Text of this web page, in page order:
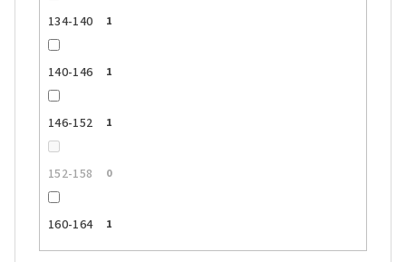
134-140 1
140-146 1
146-152 1
152-158 0
160-164 1